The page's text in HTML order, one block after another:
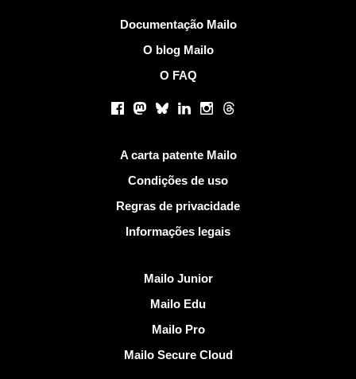
Documentação Mailo
O blog Mailo
O FAQ
Facebook
Mastodon
BlueskyLinkedInInstagram
Threads
A carta patente Mailo
Condições de uso
Regras de privacidade
Informações legais
Mailo Junior
Mailo Edu
Mailo Pro
Mailo Secure Cloud